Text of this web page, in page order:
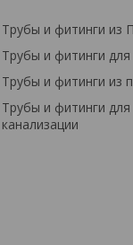
Трубы и фитинги из
Трубы и фитинги
Трубы и фитинги из
Трубы и фитинги
канализации